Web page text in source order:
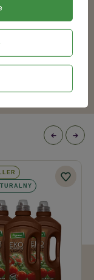
do borówek 1 kg